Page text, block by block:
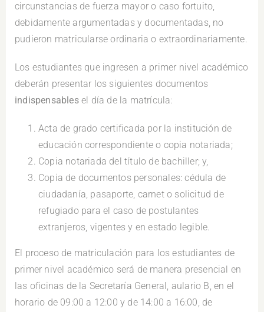
circunstancias de fuerza mayor o caso fortuito,
debidamente argumentadas y documentadas, no
pudieron matricularse ordinaria o extraordinariamente.
Los estudiantes que ingresen a primer nivel académico
deberán presentar los siguientes documentos
indispensablesel día de la matrícula:
Acta de grado certificada por la institución de
educación correspondiente o copia notariada;
Copia notariada del título de bachiller; y,
Copia de documentos personales: cédula de
ciudadanía, pasaporte, carnet o solicitud de
refugiado para el caso de postulantes
extranjeros, vigentes y en estado legible.
El proceso de matriculación para los estudiantes de
primer nivel académico será de manera presencial en
las oficinas de la Secretaría General, aulario B, en el
horario de 09:00 a 12:00 y de 14:00 a 16:00, de